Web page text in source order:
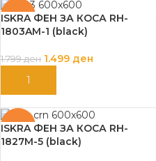
-17%
ISKRA ФЕН ЗА КОСА RH-
1803AM-1 (black)
1.799ден 1.499 ден
ДОДАЈ ВО КОШНИЦА
-20%
ISKRA ФЕН ЗА КОСА RH-
1827M-5 (black)